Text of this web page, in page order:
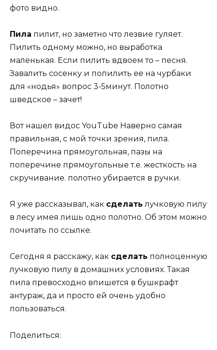
фото видно.
Пила пилит, но заметно что лезвие гуляет.
Пилить одному можно, но выработка
маленькая. Если пилить вдвоем то – песня.
Завалить сосенку и попилить ее на чурбаки
для «нодья» вопрос 3-5минут. Полотно
шведское – зачет!
Вот нашел видос YouTube Наверно самая
правильная, с мой точки зрения, пила.
Поперечина прямоугольная, пазы на
поперечине прямоугольные т.е. жесткость на
скручивание. полотно убирается в ручки.
Я уже рассказывал, как сделать лучковую пилу
в лесу имея лишь одно полотно. Об этом можно
почитать по ссылке.
Сегодня я расскажу, как сделать полноценную
лучковую пилу в домашних условиях. Такая
пила превосходно впишется в бушкрафт
антураж, да и просто ей очень удобно
пользоваться.
Поделиться: